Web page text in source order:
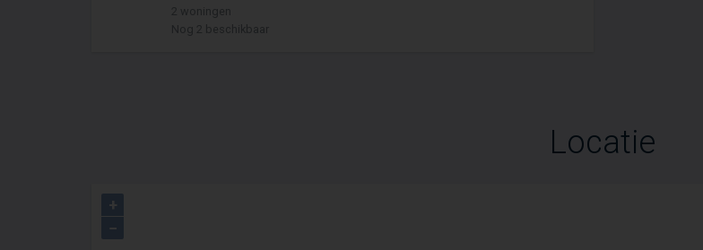
2 woningen
Nog 2 beschikbaar
Locatie
+
−